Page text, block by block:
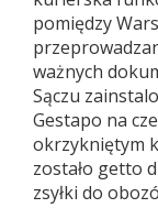
pomiędzy
ważnych
Sączu
Gestapo na
okrzykniętym
zostało getto
zsyłki do